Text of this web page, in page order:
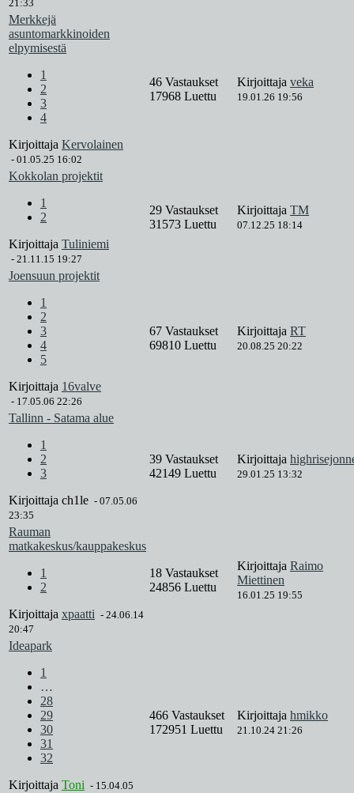
21:33
Merkkejä
asuntomarkkinoiden
elpymisestä
1
2
3
4
Kirjoittaja Kervolainen
- 01.05.25 16:02
46 Vastaukset
17968 Luettu
Kirjoittaja veka
19.01.26 19:56
Kokkolan projektit
1
2
Kirjoittaja Tuliniemi
- 21.11.15 19:27
29 Vastaukset
31573 Luettu
Kirjoittaja TM
07.12.25 18:14
Joensuun projektit
1
2
3
4
5
Kirjoittaja 16valve
- 17.05.06 22:26
67 Vastaukset
69810 Luettu
Kirjoittaja RT
20.08.25 20:22
Tallinn - Satama alue
1
2
3
Kirjoittaja ch1le - 07.05.06
23:35
39 Vastaukset
42149 Luettu
Kirjoittaja
29.01.25 13:32
Rauman
matkakeskus/kauppakeskus
1
2
Kirjoittaja xpaatti - 24.06.14
20:47
18 Vastaukset
24856 Luettu
Kirjoittaja Raimo
Miettinen
16.01.25 19:55
Ideapark
1
…
28
29
30
31
32
Kirjoittaja Toni - 15.04.05
466 Vastaukset
172951 Luettu
Kirjoittaja hmikko
21.10.24 21:26